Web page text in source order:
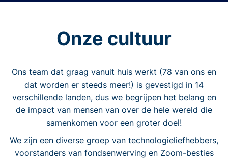
Onze cultuur
Ons team dat graag vanuit huis werkt (78 van ons en
dat worden er steeds meer!) is gevestigd in 14
verschillende landen, dus we begrijpen het belang en
de impact van mensen van over de hele wereld die
samenkomen voor een groter doel!
We zijn een diverse groep van technologieliefhebbers,
voorstanders van fondsenwerving en Zoom-besties